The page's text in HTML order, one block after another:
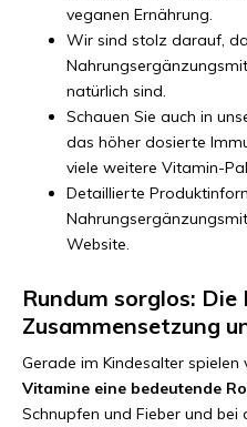
veganen Ernährung.
Wir sind stolz darauf,
natürlich sind.
Schauen Sie auch in
das höher dosierte
viele weitere Vitamin-
Detaillierte
Website.
Rundum sorglos:
Zusammensetzung
Gerade im Kindesalter spielen
Vitamine eine bedeutende
Schnupfen und Fieber und bei